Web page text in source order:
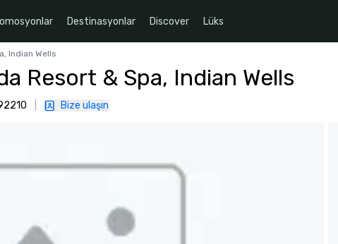
Destinasyonlar Discover Lüks
Indian Wells
Resort & Spa, Indian Wells
Bize ulaşın